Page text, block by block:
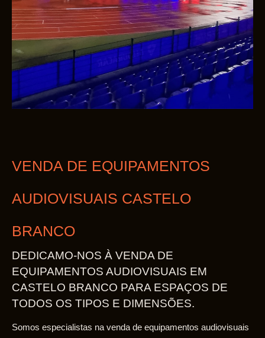
VENDA DE EQUIPAMENTOS
AUDIOVISUAIS CASTELO
BRANCO
DEDICAMO-NOS À VENDA DE
EQUIPAMENTOS AUDIOVISUAIS EM
CASTELO BRANCO PARA ESPAÇOS DE
TODOS OS TIPOS E DIMENSÕES.
Somos especialistas na venda de equipamentos audiovisuais